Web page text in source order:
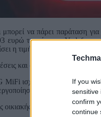
If you
sensitive
confirm
continue
μπορεί να πάρει παράταση
ευρώ το μήνα με Vodafone
η τιμή.
και φορητότητα αριθμού,
ισχύει αποκλειστικά
της σύνδεσης
οικιακής σύνδεσης Vodafone